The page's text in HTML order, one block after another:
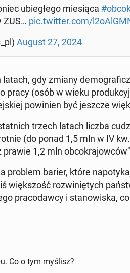
ubie­głe­go mie­sią­ca
ZUS… pic.twitter.com/
August 27, 2024
gdy zmiany
pracy (osób w wieku
po­wi­nien być jeszcze
trzech latach liczba
(do ponad 1,5 mln w IV
prawie 1,2 mln
problem barier, które
więk­szość roz­wi­nię­tych
pra­co­daw­cy i sta­no­wi­ska,
Co o tym myślisz?